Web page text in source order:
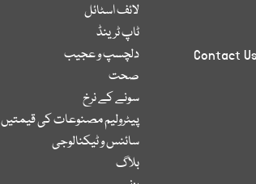
Contact Us
لائف اسٹائل
ٹاپ ٹرینڈ
دلچسپ و عجیب
صحت
سونے کے نرخ
پیٹرولیم مصنوعات کی قیمتیں
سائنس و ٹیکنالوجی
بلاگ